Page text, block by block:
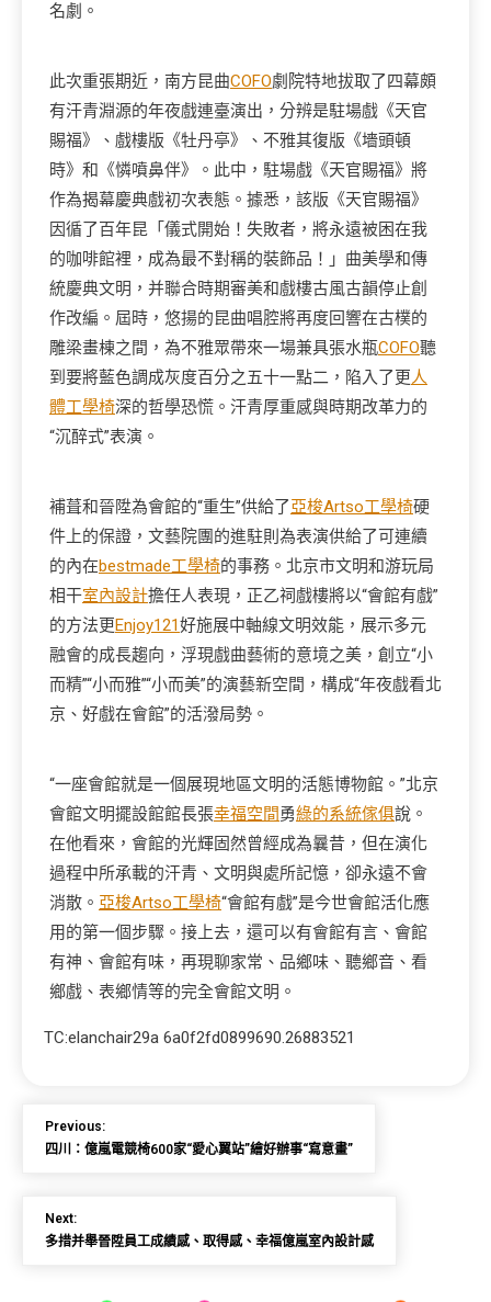
名劇。
此次重張期近，南方昆曲COFO劇院特地拔取了四幕頗
有汗青淵源的年夜戲連臺演出，分辨是駐場戲《天官
賜福》、戲樓版《牡丹亭》、不雅其復版《墻頭頓
時》和《憐噴鼻伴》。此中，駐場戲《天官賜福》將
作為揭幕慶典戲初次表態。據悉，該版《天官賜福》
因循了百年昆「儀式開始！失敗者，將永遠被困在我
的咖啡館裡，成為最不對稱的裝飾品！」曲美學和傳
統慶典文明，并聯合時期審美和戲樓古風古韻停止創
作改編。屆時，悠揚的昆曲唱腔將再度回響在古樸的
雕梁畫棟之間，為不雅眾帶來一場兼具張水瓶COFO聽
到要將藍色調成灰度百分之五十一點二，陷入了更人
體工學椅深的哲學恐慌。汗青厚重感與時期改革力的
“沉醉式”表演。
補葺和晉陞為會館的“重生”供給了亞梭Artso工學椅硬
件上的保證，文藝院團的進駐則為表演供給了可連續
的內在bestmade工學椅的事務。北京市文明和游玩局
相干室內設計擔任人表現，正乙祠戲樓將以“會館有戲”
的方法更Enjoy121好施展中軸線文明效能，展示多元
融會的成長趨向，浮現戲曲藝術的意境之美，創立“小
而精”“小而雅”“小而美”的演藝新空間，構成“年夜戲看北
京、好戲在會館”的活潑局勢。
“一座會館就是一個展現地區文明的活態博物館。”北京
會館文明擺設館館長張幸福空間勇綠的系統傢俱說。
在他看來，會館的光輝固然曾經成為曩昔，但在演化
過程中所承載的汗青、文明與處所記憶，卻永遠不會
消散。 亞梭Artso工學椅“會館有戲”是今世會館活化應
用的第一個步驟。接上去，還可以有會館有言、會館
有神、會館有味，再現聊家常、品鄉味、聽鄉音、看
鄉戲、表鄉情等的完全會館文明。
TC:elanchair29a 6a0f2fd0899690.26883521
Previous:
四川：億嵐電競椅600家“愛心翼站”繪好辦事“寫意畫”
Next:
多措并舉晉陞員工成績感、取得感、幸福億嵐室內設計感